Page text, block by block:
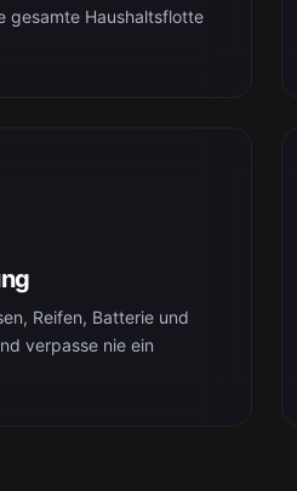
gesamte Haushaltsflotte
Reifen, Batterie und
verpasse nie ein